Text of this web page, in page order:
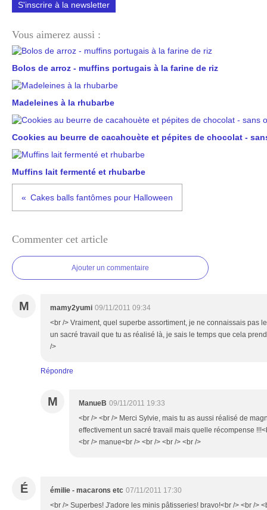
S'inscrire à la newsletter
Vous aimerez aussi :
Bolos de arroz - muffins portugais à la farine de riz
Madeleines à la rhubarbe
Cookies au beurre de cacahouète et pépites de chocolat -
Muffins lait fermenté et rhubarbe
Cakes balls fantômes pour Halloween
Commenter cet article
Ajouter un commentaire
M mamy2yumi 09/11/2011 09:34
<br /> Vraiment, quel superbe assortiment, je ne connaissais pas
un sacré travail que tu as réalisé là, je sais le temps que cela
/>
Répondre
M ManueB 09/11/2011 19:33
<br /> <br /> Merci Sylvie, mais tu as aussi réalisé de
effectivement un sacré travail mais quelle récompense
<br /> manue<br /> <br /> <br /> <br />
É émilie - macarons etc 07/11/2011 17:30
<br /> Superbes! J'adore les minis pâtisseries! bravo!<br /> <br />